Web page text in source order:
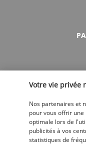
Votre vie privée
Nos partenaires et
pour vous offrir
optimale lors de
publicités à vos
statistiques de